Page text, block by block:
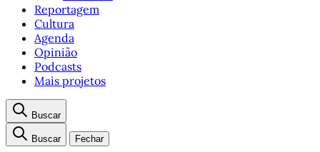
Reportagem
Cultura
Agenda
Opinião
Podcasts
Mais projetos
Buscar
Buscar Fechar